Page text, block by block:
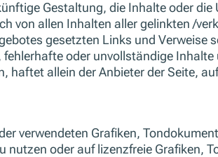
Gestaltung, die Inhalte oder
von allen Inhalten aller gelinkten /
gesetzten Links und Verweise
oder unvollständige
allein der Anbieter der Seite,
verwendeten Grafiken,
oder auf lizenzfreie Grafiken,